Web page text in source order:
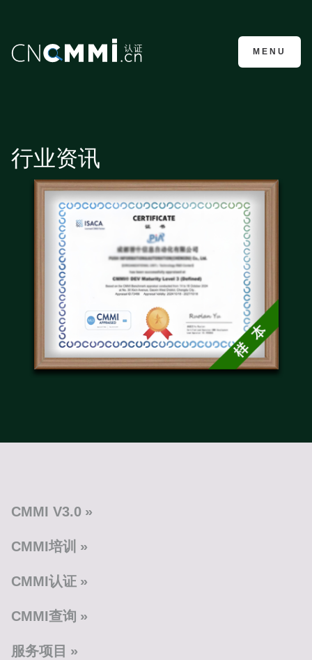
CMMI认证咨询
MENU
行业资讯
CMMI V3.0
CMMI培训
CMMI认证
CMMI查询
服务项目